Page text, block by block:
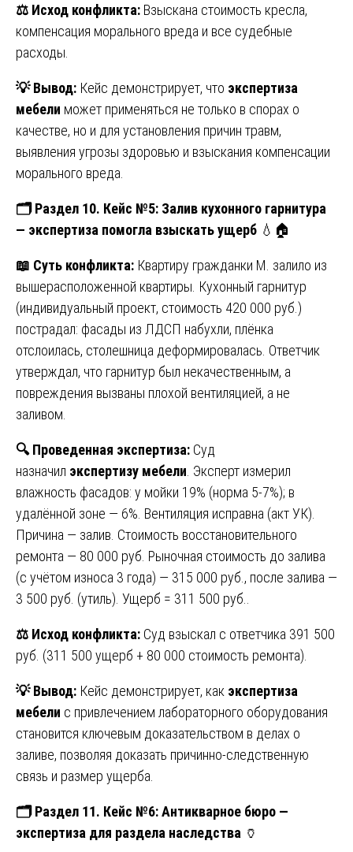
⚖️ Исход конфликта: Взыскана стоимость кресла,
компенсация морального вреда и все судебные
расходы.
💡Вывод: Кейс демонстрирует, что экспертиза
мебели может применяться не только в спорах о
качестве, но и для установления причин травм,
выявления угрозы здоровью и взыскания компенсации
морального вреда.
🗂️ Раздел 10. Кейс №5: Залив кухонного гарнитура
— экспертиза помогла взыскать ущерб 💧🏠
📖 Суть конфликта: Квартиру гражданки М. залило из
вышерасположенной квартиры. Кухонный гарнитур
(индивидуальный проект, стоимость 420 000 руб.)
пострадал: фасады из ЛДСП набухли, плёнка
отслоилась, столешница деформировалась. Ответчик
утверждал, что гарнитур был некачественным, а
повреждения вызваны плохой вентиляцией, а не
заливом.
🔍Проведенная экспертиза: Суд
назначил экспертизу мебели . Эксперт измерил
влажность фасадов: у мойки 19% (норма 5-7%); в
удалённой зоне — 6%. Вентиляция исправна (акт УК).
Причина — залив. Стоимость восстановительного
ремонта — 80 000 руб. Рыночная стоимость до залива
(с учётом износа 3 года) — 315 000 руб., после залива —
3 500 руб. (утиль). Ущерб = 311 500 руб..
⚖️ Исход конфликта: Суд взыскал с ответчика 391 500
руб. (311 500 ущерб + 80 000 стоимость ремонта).
💡Вывод: Кейс демонстрирует, как экспертиза
мебели с привлечением лабораторного оборудования
становится ключевым доказательством в делах о
заливе, позволяя доказать причинно-следственную
связь и размер ущерба.
🗂️ Раздел 11. Кейс №6: Антикварное бюро —
экспертиза для раздела наследства 🏺